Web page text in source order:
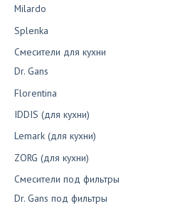
Milardo
Splenka
Смесители для кухни
Dr. Gans
Florentina
IDDIS (для кухни)
Lemark (для кухни)
ZORG (для кухни)
Смесители под фильтры
Dr. Gans под фильтры